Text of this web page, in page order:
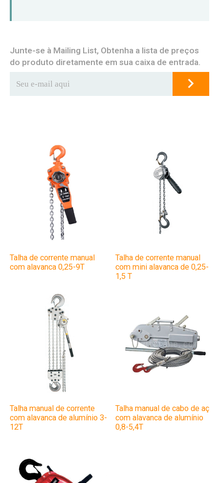
Junte-se à Mailing List, Obtenha a lista de preços
do produto diretamente em sua caixa de entrada.
Talha de corrente manual
com alavanca 0,25-9T
Talha de corrente manual
com mini alavanca de 0,25-
1,5 T
Talha manual de corrente
com alavanca de alumínio 3-
12T
Talha manual de cabo de aço
com alavanca de alumínio
0,8-5,4T